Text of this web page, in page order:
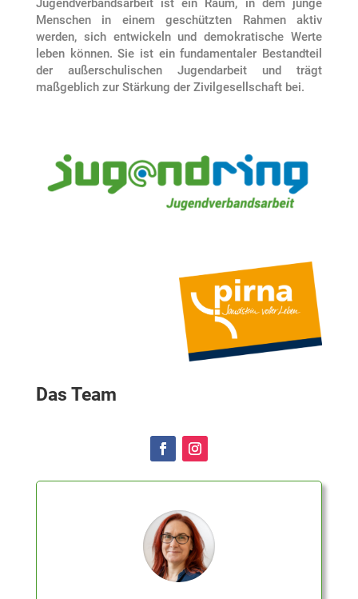
Jugendverbandsarbeit ist ein Raum, in dem junge
Menschen in einem geschützten Rahmen aktiv
werden, sich entwickeln und demokratische Werte
leben können. Sie ist ein fundamentaler Bestandteil
der außerschulischen Jugendarbeit und trägt
maßgeblich zur Stärkung der Zivilgesellschaft bei.
Das Team